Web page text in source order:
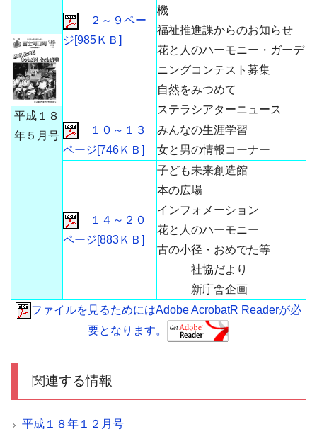
平成１８
年５月号
２～９ペー
ジ[985ＫＢ]
機
福祉推進課からのお知らせ
花と人のハーモニー・ガーデ
ニングコンテスト募集
自然をみつめて
ステラシアターニュース
１０～１３
ページ[746ＫＢ]
みんなの生涯学習
女と男の情報コーナー
１４～２０
ページ[883ＫＢ]
子ども未来創造館
本の広場
インフォメーション
花と人のハーモニー
古の小径・おめでた等
社協だより
新庁舎企画
ファイルを見るためにはAdobe AcrobatR Readerが必
要となります。
関連する情報
平成１８年１２月号